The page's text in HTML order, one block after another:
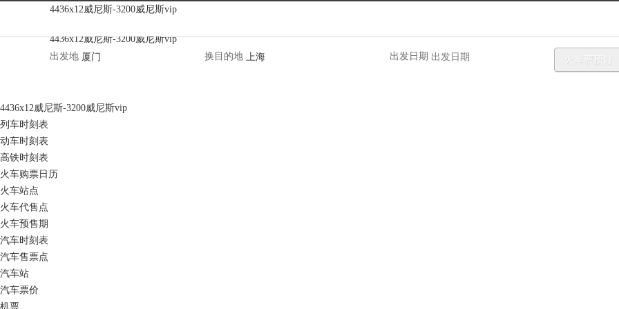
斯洛文尼亚天气|斯洛文尼亚天气预报|斯洛文尼亚天气预报查询-4436x12
4436x12威尼斯-3200威尼斯vip
4436x12威尼斯-3200威尼斯vip
出发地
换 目的地 出发日期 火车票预订
4436x12威尼斯-3200威尼斯vip
列车时刻表
动车时刻表
高铁时刻表
火车购票日历
火车站点
火车代售点
火车预售期
汽车时刻表
汽车售票点
汽车站
汽车票价
机票